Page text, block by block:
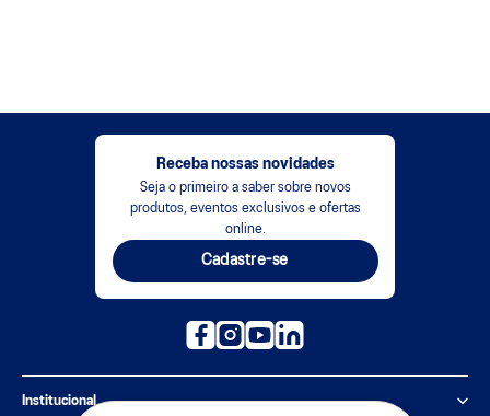
Receba nossas novidades
Seja o primeiro a saber sobre novos
produtos, eventos exclusivos e ofertas
online.
Cadastre-se
Institucional